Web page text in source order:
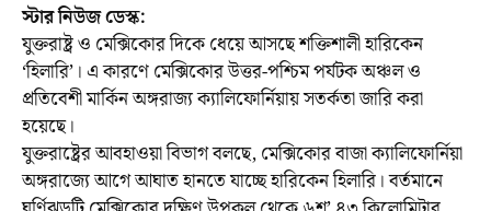
স্টার নিউজ ডেস্ক:
যুক্তরাষ্ট্র ও মেক্সিকোর দিকে ধেয়ে আসছে শক্তিশালী হারিকেন
‘হিলারি’। এ কারণে মেক্সিকোর উত্তর-পশ্চিম পর্যটক অঞ্চল ও
প্রতিবেশী মার্কিন অঙ্গরাজ্য ক্যালিফোর্নিয়ায় সতর্কতা জারি করা
হয়েছে।
যুক্তরাষ্ট্রের আবহাওয়া বিভাগ বলছে, মেক্সিকোর বাজা ক্যালিফোর্নিয়া
অঙ্গরাজ্যে আগে আঘাত হানতে যাচ্ছে হারিকেন হিলারি। বর্তমানে